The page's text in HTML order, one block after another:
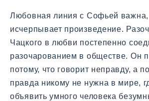
Любовная линия с Софьей важна,
исчерпывает произведение.
Чацкого в любви постепенно
разочарованием в обществе. Он
потому, что говорит неправду, а
правда никому не нужна в мире,
объявить умного человека